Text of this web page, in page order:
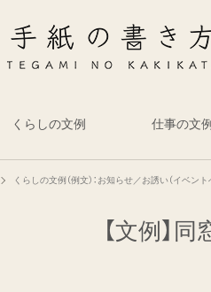
くらしの文例 仕事の文例
くらしの文例（例文）：お知らせ／お誘い（イベント
【文例】